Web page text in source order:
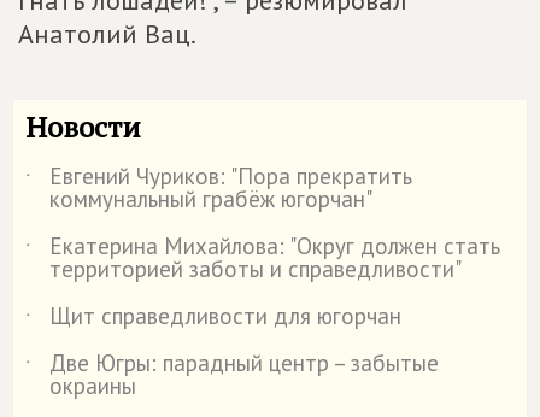
Анатолий Вац.
Новости
˙ Евгений Чуриков: "Пора прекратить
коммунальный грабёж югорчан"
˙
Екатерина Михайлова: "Округ должен стать
территорией заботы и справедливости"
˙
Щит справедливости для югорчан
˙
Две Югры: парадный центр – забытые
окраины